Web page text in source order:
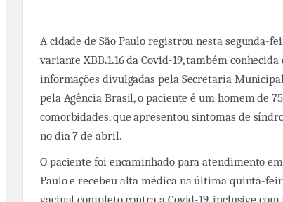
A cidade de São Paulo registrou nesta segunda-
variante XBB.1.16 da Covid-19, também
informações divulgadas pela Secretaria
pela Agência Brasil, o paciente é um homem de
comorbidades, que apresentou sintomas de
no dia 7 de abril.
O paciente foi encaminhado para atendimento
Paulo e recebeu alta médica na última quinta-
vacinal completo contra a Covid-19, inclusive com